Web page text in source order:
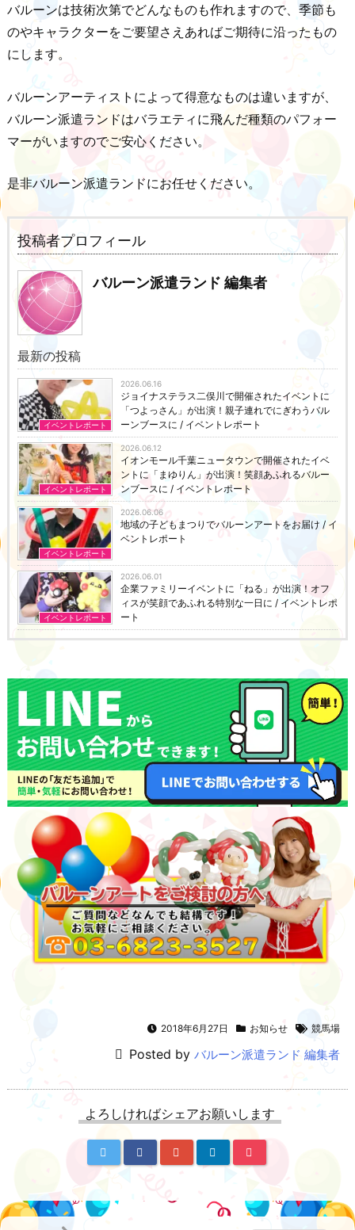
バルーンは技術次第でどんなものも作れますので、季節も
のやキャラクターをご要望さえあればご期待に沿ったもの
にします。
バルーンアーティストによって得意なものは違いますが、
バルーン派遣ランドはバラエティに飛んだ種類のパフォー
マーがいますのでご安心ください。
是非バルーン派遣ランドにお任せください。
投稿者プロフィール
バルーン派遣ランド 編集者
最新の投稿
イベントレポート
2026.06.16
ジョイナステラス二俣川で開催されたイベントに
「つよっさん」が出演！親子連れでにぎわうバル
ーンブースに / イベントレポート
イベントレポート
2026.06.12
イオンモール千葉ニュータウンで開催されたイベ
ントに「まゆりん」が出演！笑顔あふれるバルー
ンブースに / イベントレポート
イベントレポート
2026.06.06
地域の子どもまつりでバルーンアートをお届け / イ
ベントレポート
イベントレポート
2026.06.01
企業ファミリーイベントに「ねる」が出演！オフ
ィスが笑顔であふれる特別な一日に / イベントレポ
ート
2018年6月27日 お知らせ 競馬場
Posted by バルーン派遣ランド 編集者
よろしければシェアお願いします